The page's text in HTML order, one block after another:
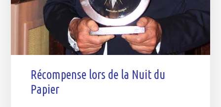
Récompense lors de la Nuit du
Papier